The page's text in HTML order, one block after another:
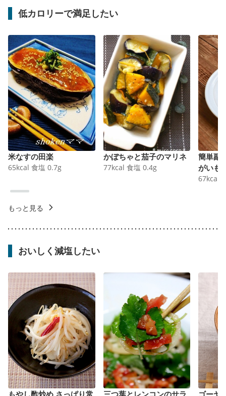
低カロリーで満足したい
米なすの田楽
65kcal 食塩 0.7g
かぼちゃと茄子のマリネ
77kcal 食塩 0.4g
簡単副
がいも
67kcal
もっと見る
おいしく減塩したい
もやし酢炒め さっぱり常
三つ葉とレンコンのサラ
ゴーヤ